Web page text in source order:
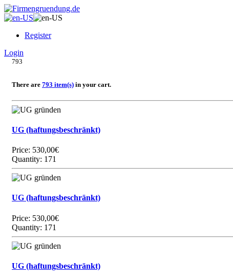
Register
Login
793
There are 793 item(s) in your cart.
UG (haftungsbeschränkt)
Price: 530,00€
Quantity: 171
UG (haftungsbeschränkt)
Price: 530,00€
Quantity: 171
UG (haftungsbeschränkt)